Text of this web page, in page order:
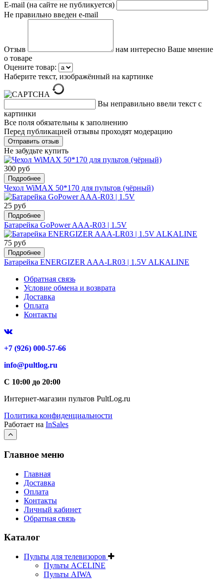
E-mail (на сайте не публикуется)
Не правильно введен e-mail
Отзыв
нам интересно Ваше мнение
о товаре
Оцените товар:
Наберите текст, изображённый на картинке
Вы неправильно ввели текст с
картинки
Все поля обязательны к заполнению
Перед публикацией отзывы проходят модерацию
Не забудьте купить
300 руб
Подробнее
Чехол WiMAX 50*170 для пультов (чёрный)
25 руб
Подробнее
Батарейка GoPower AAA-R03 | 1.5V
75 руб
Подробнее
Батарейка ENERGIZER AAA-LR03 | 1.5V ALKALINE
Обратная связь
Условие обмена и возврата
Доставка
Оплата
Контакты
+7 (926) 000-57-66
info@pultlog.ru
С 10:00 до 20:00
Интернет-магазин пультов PultLog.ru
Политика конфиденциальности
Работает на InSales
Главное меню
Главная
Доставка
Оплата
Контакты
Личный кабинет
Обратная связь
Каталог
Пульты для телевизоров
Пульты ACELINE
Пульты AIWA